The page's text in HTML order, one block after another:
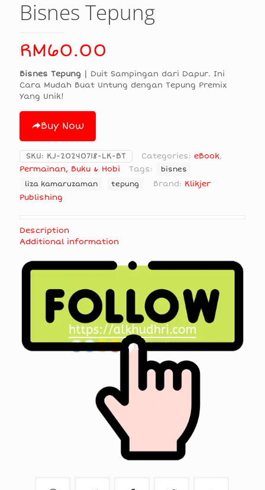
Bisnes Tepung
RM60.00
Bisnes Tepung | Duit Sampingan dari Dapur. Ini
Cara Mudah Buat Untung dengan Tepung Premix
Yang Unik!
Buy Now
SKU: KJ-20240718-LK-BT Categories: eBook,
Permainan, Buku & Hobi
Tags:
bisnes
liza kamaruzaman
tepung Brand: Klikjer
Publishing
Description
Additional information